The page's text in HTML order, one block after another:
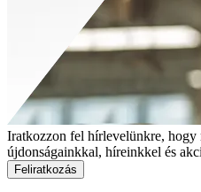
Iratkozzon fel hírlevelünkre, hogy
újdonságainkkal, híreinkkel és
Feliratkozás